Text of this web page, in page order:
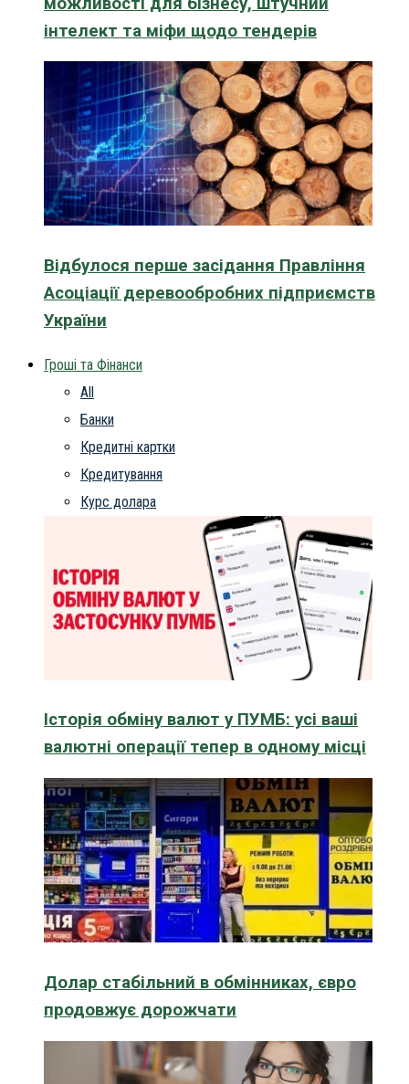
інтелект та міфи щодо тендерів
Відбулося перше засідання Правління
Асоціації деревообробних підприємств
України
Гроші та Фінанси
All
Банки
Кредитні картки
Кредитування
Курс долара
Історія обміну валют у ПУМБ: усі ваші
валютні операції тепер в одному місці
Долар стабільний в обмінниках, євро
продовжує дорожчати